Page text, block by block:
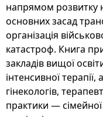
напрямом розвитку
основних засад
організація
катастроф. Книга
закладів вищої
інтенсивної терапії,
гінекологів,
практики —